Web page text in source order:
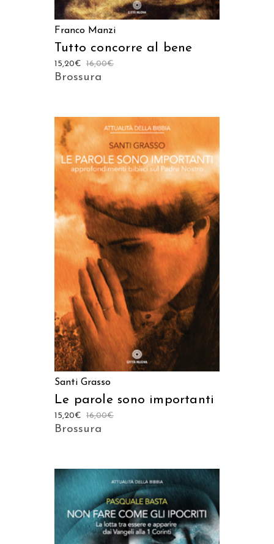
Franco Manzi
Tutto concorre al bene
16,00€
15,20€
Brossura
AGGIUNGI AL CARRELLO
Santi Grasso
Le parole sono importanti
16,00€
15,20€
Brossura